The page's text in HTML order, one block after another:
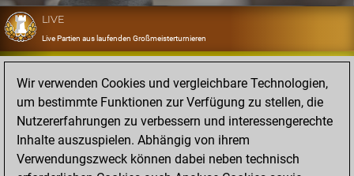
LIVE
Live Partien aus laufenden Großmeisterturnieren
OPENINGS
Erfassen und Üben Sie Ihr Eröffnungsrepertoire
DATABASE
Acht Millionen starke Partien
MYGAMES
Speichern und analysieren Sie eigene Partien in der Cloud
Wir verwenden Cookies und vergleichbare Technologien,
um bestimmte Funktionen zur Verfügung zu stellen, die
Nutzererfahrungen zu verbessern und interessengerechte
Inhalte auszuspielen. Abhängig von ihrem
Verwendungszweck können dabei neben technisch